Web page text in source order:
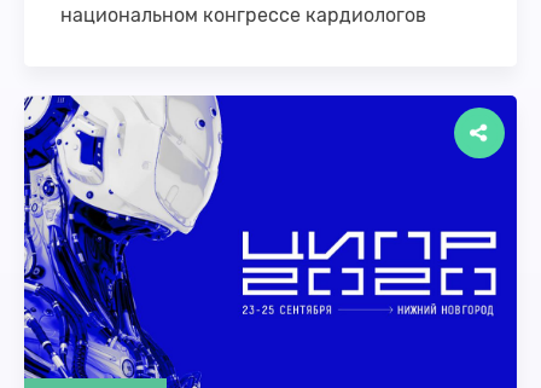
национальном конгрессе кардиологов
проводится с целью реализации
государственной политики по модернизации
здравоохранения, содействия …